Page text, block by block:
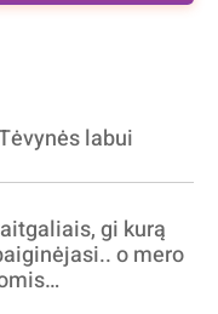
labui
gi kurą
o mero